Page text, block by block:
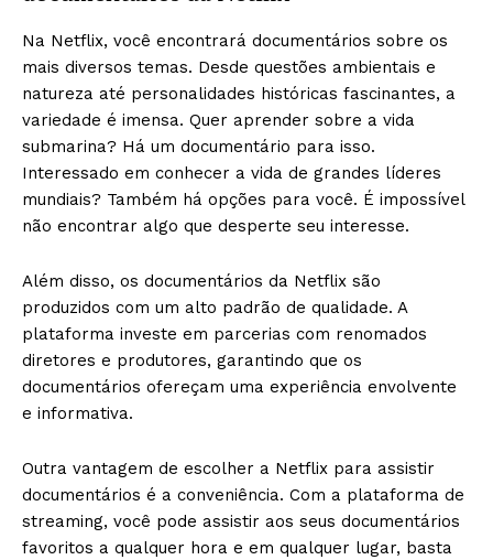
Na Netflix, você encontrará documentários sobre os
mais diversos temas. Desde questões ambientais e
natureza até personalidades históricas fascinantes, a
variedade é imensa. Quer aprender sobre a vida
submarina? Há um documentário para isso.
Interessado em conhecer a vida de grandes líderes
mundiais? Também há opções para você. É impossível
não encontrar algo que desperte seu interesse.
Além disso, os documentários da Netflix são
produzidos com um alto padrão de qualidade. A
plataforma investe em parcerias com renomados
diretores e produtores, garantindo que os
documentários ofereçam uma experiência envolvente
e informativa.
Outra vantagem de escolher a Netflix para assistir
documentários é a conveniência. Com a plataforma de
streaming, você pode assistir aos seus documentários
favoritos a qualquer hora e em qualquer lugar, basta